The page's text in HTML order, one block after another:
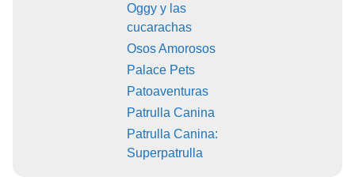
Oggy y las
cucarachas
Osos Amorosos
Palace Pets
Patoaventuras
Patrulla Canina
Patrulla Canina:
Superpatrulla